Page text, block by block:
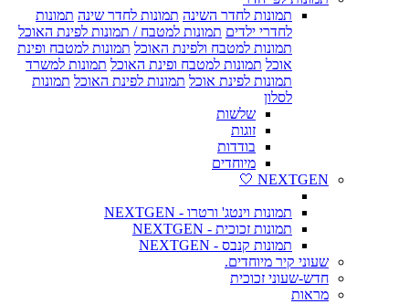
תמונות לחדר השינה תמונות לחדר שינה תמונות
לחדרי ילדים תמונות למטבח / תמונות לפינת האוכל
תמונות למטבח ולפינת האוכל תמונות למטבח ופינת
אוכל תמונות למטבח ופינת האוכל תמונות למשרד
תמונות לפינת אוכל תמונות לפינת האוכל תמונות
לסלון
שלשות
זוגות
בודדות
מיוחדים
NEXTGEN 🤍
תמונות וינטג' ורטרו - NEXTGEN
תמונות זכוכית - NEXTGEN
תמונות קנבס - NEXTGEN
שעוני קיר מיוחדים.
חדש-שעוני זכוכית
מראות